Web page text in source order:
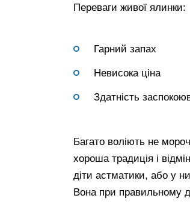
Переваги живої ялинки:
Гарний запах
Невисока ціна
Здатність
Багато воліють не
хороша традиція і
діти астматики, або у
Вона при правильному